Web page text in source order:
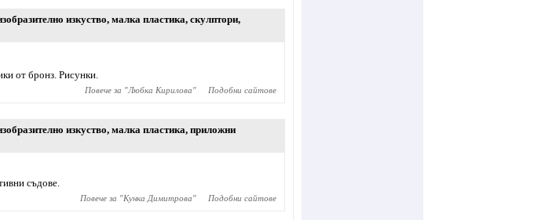
изкуство, малка пластика, скулптори,
от бронз. Рисунки.
Повече за "Любка Кирилова" Подобни сайтове
изкуство, малка пластика, приложни
съдове.
Повече за "Кунка Димитрова" Подобни сайтове